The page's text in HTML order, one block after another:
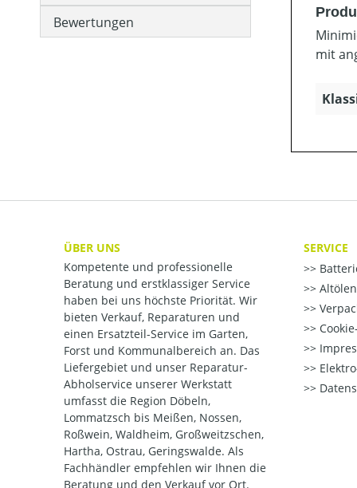
Bewertungen
mit
ÜBER UNS
Kompetente und professionelle
Beratung und erstklassiger Service
haben bei uns höchste Priorität. Wir
bieten Verkauf, Reparaturen und
einen Ersatzteil-Service im Garten,
Forst und Kommunalbereich an. Das
Liefergebiet und unser Reparatur-
Abholservice unserer Werkstatt
umfasst die Region Döbeln,
Lommatzsch bis Meißen, Nossen,
Roßwein, Waldheim, Großweitzschen,
Hartha, Ostrau, Geringswalde. Als
Fachhändler empfehlen wir Ihnen die
Beratung und den Verkauf vor Ort.
SERVICE